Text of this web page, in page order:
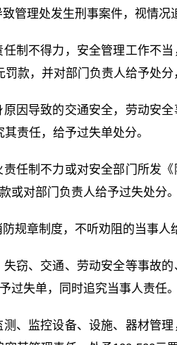
管理处发生刑事案件，视情况
制不得力，安全管理工作不
罚款，并对部门负责人给予处分
因导致的交通安全，劳动安
责任，给予过失单处分。
责任制不力或对安全部门所发
或对部门负责人给予过失处分。
规章制度，不听劝阻的当事人
窃、交通、劳动安全等事故
过失单，同时追究当事人责任。
、监控设备、设施、器材管